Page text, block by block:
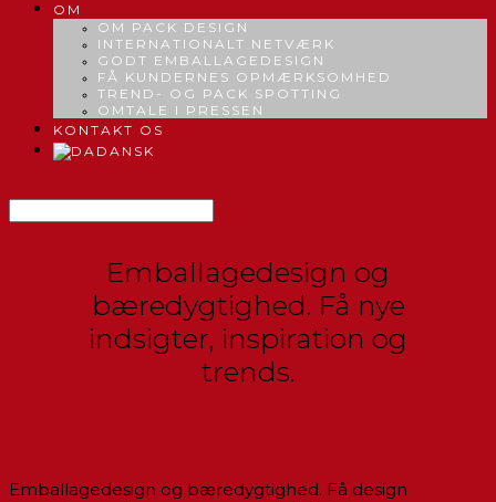
OM
OM PACK DESIGN
INTERNATIONALT NETVÆRK
GODT EMBALLAGEDESIGN
FÅ KUNDERNES OPMÆRKSOMHED
TREND- OG PACK SPOTTING
OMTALE I PRESSEN
KONTAKT OS
DANSK
Emballagedesign og
bæredygtighed. Få nye
indsigter, inspiration og
trends.
Emballagedesign og bæredygtighed. Få design